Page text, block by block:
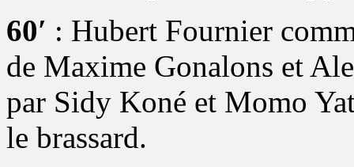
60′ : Hubert Fournier
de Maxime Gonalons et
par Sidy Koné et Momo
le brassard.